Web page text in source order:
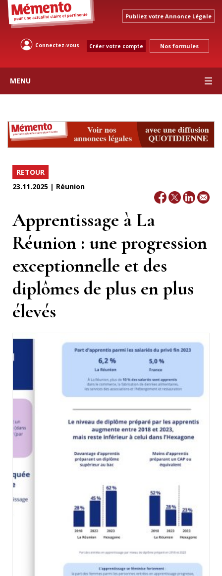
Publiez votre Annonce Légale
Connectez-vous Créer votre compte Nos formules
MENU
RETOUR
23.11.2025 | Réunion
Apprentissage à La
Réunion : une progression
exceptionnelle et des
diplômes de plus en plus
élevés